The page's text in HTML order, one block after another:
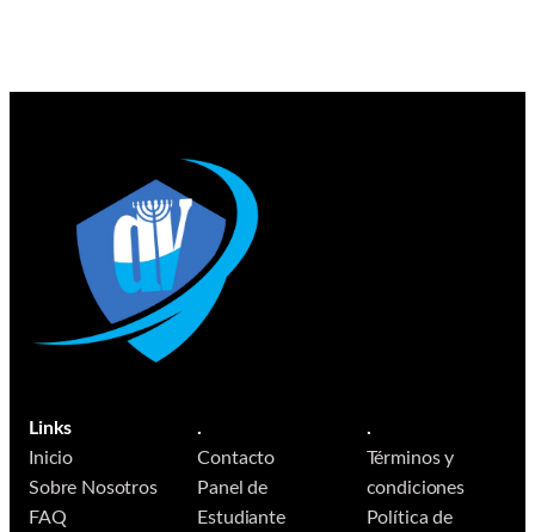
Links
Inicio
Sobre Nosotros
FAQ
.
Contacto
Panel de
Estudiante
.
Términos y
condiciones
Política de